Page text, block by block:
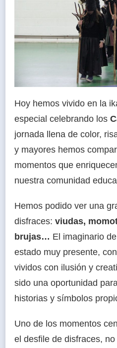
Hoy hemos vivido en la
especial celebrando los
jornada llena de color,
y mayores hemos
momentos que
nuestra comunidad
Hemos podido ver una
disfraces: viudas,
brujas… El imaginario
estado muy presente,
vividos con ilusión y
sido una oportunidad
historias y símbolos
Uno de los momentos
el desfile de disfraces,